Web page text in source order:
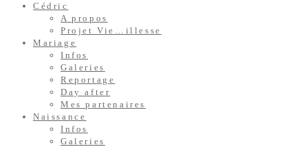
Cédric
A propos
Projet Vie…illesse
Mariage
Infos
Galeries
Reportage
Day after
Mes partenaires
Naissance
Infos
Galeries